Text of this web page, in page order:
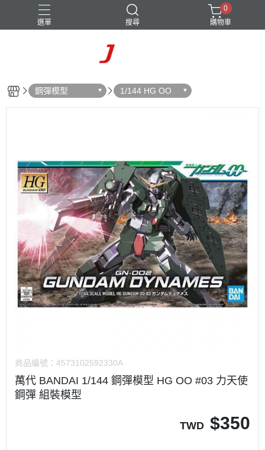
選單 搜尋
0
購物車
鋼彈模型 1/144 HG OO
商品編號： 4573102592330A
萬代 BANDAI 1/144 鋼彈模型 HG OO #03 力天使
鋼彈 組裝模型
TWD $350